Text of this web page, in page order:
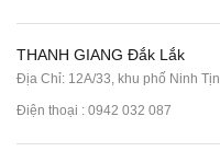
THANH GIANG Đắk Lắk
Địa Chỉ: 12A/33, khu phố Ninh
Điện thoại : 0942 032 087